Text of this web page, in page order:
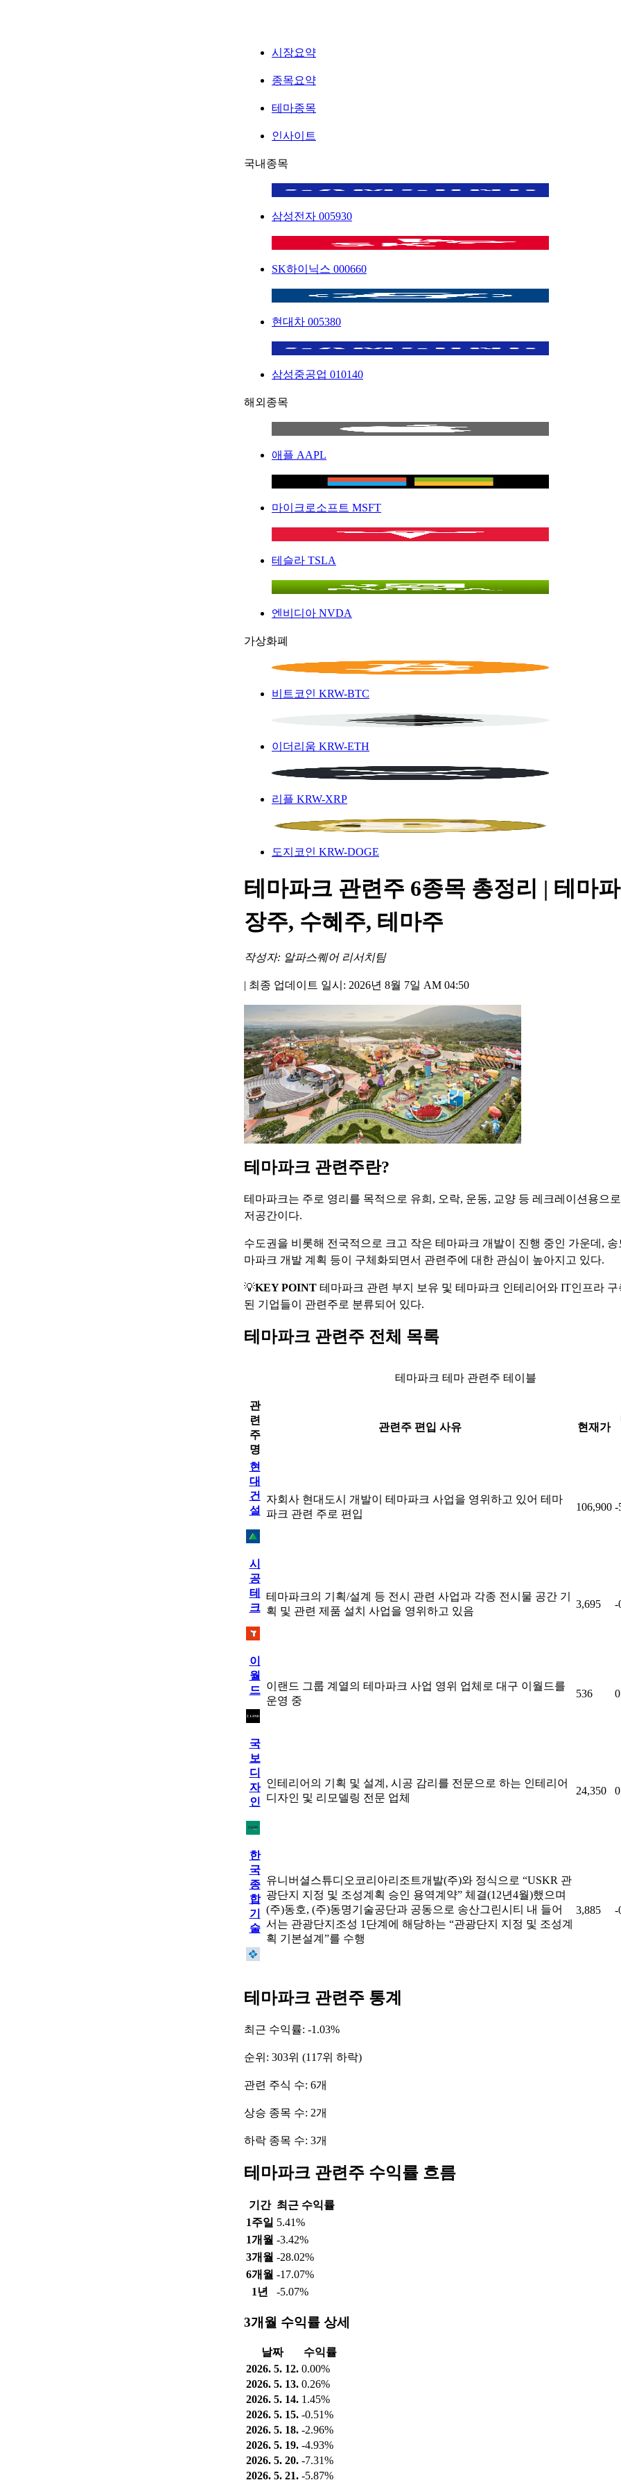
시장요약
종목요약
테마종목
인사이트
국내종목
삼성전자 005930
SK하이닉스 000660
현대차 005380
삼성중공업 010140
해외종목
애플 AAPL
마이크로소프트 MSFT
테슬라 TSLA
엔비디아 NVDA
가상화폐
비트코인 KRW-BTC
이더리움 KRW-ETH
리플 KRW-XRP
도지코인 KRW-DOGE
테마파크 관련주 6종목 총정리 | 테마
장주, 수혜주, 테마주
작성자: 알파스퀘어 리서치팀
| 최종 업데이트 일시: 2026년 8월 7일 AM 04:50
테마파크 관련주란?
테마파크는 주로 영리를 목적으로 유희, 오락, 운동, 교양 등 레크레이션용으
저공간이다.
수도권을 비롯해 전국적으로 크고 작은 테마파크 개발이 진행 중인 가운데,
마파크 개발 계획 등이 구체화되면서 관련주에 대한 관심이 높아지고 있다.
💡KEY POINT 테마파크 관련 부지 보유 및 테마파크 인테리어와 IT인프라
된 기업들이 관련주로 분류되어 있다.
테마파크 관련주 전체 목록
테마파크 테마 관련주 테이블
관
련
주
명
관련주 편입 사유 현재가
현
대
건
설
자회사 현대도시 개발이 테마파크 사업을 영위하고 있어 테마
파크 관련 주로 편입
106,900 -
시
공
테
크
테마파크의 기획/설계 등 전시 관련 사업과 각종 전시물 공간 기
획 및 관련 제품 설치 사업을 영위하고 있음
3,695 -
이
월
드 이랜드 그룹 계열의 테마파크 사업 영위 업체로 대구 이월드를
운영 중
536
국
보
디
자
인
인테리어의 기획 및 설계, 시공 감리를 전문으로 하는 인테리어
디자인 및 리모델링 전문 업체
24,350
한
국
종
합
기
술
유니버셜스튜디오코리아리조트개발(주)와 정식으로 “USKR 관
광단지 지정 및 조성계획 승인 용역계약” 체결(12년4월)했으며
(주)동호, (주)동명기술공단과 공동으로 송산그린시티 내 들어
서는 관광단지조성 1단계에 해당하는 “관광단지 지정 및 조성계
획 기본설계”를 수행
3,885 -
테마파크 관련주 통계
최근 수익률: -1.03%
순위: 303위 (117위 하락)
관련 주식 수: 6개
상승 종목 수: 2개
하락 종목 수: 3개
테마파크 관련주 수익률 흐름
기간 최근 수익률
1주일 5.41%
1개월 -3.42%
3개월 -28.02%
6개월 -17.07%
1년
-5.07%
3개월 수익률 상세
날짜
수익률
2026. 5. 12. 0.00%
2026. 5. 13. 0.26%
2026. 5. 14. 1.45%
2026. 5. 15. -0.51%
2026. 5. 18. -2.96%
2026. 5. 19. -4.93%
2026. 5. 20. -7.31%
2026. 5. 21. -5.87%